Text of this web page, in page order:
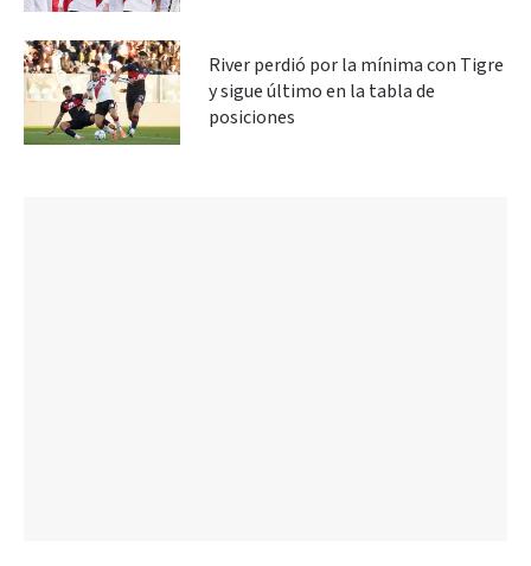
River perdió por la mínima con Tigre
y sigue último en la tabla de
posiciones